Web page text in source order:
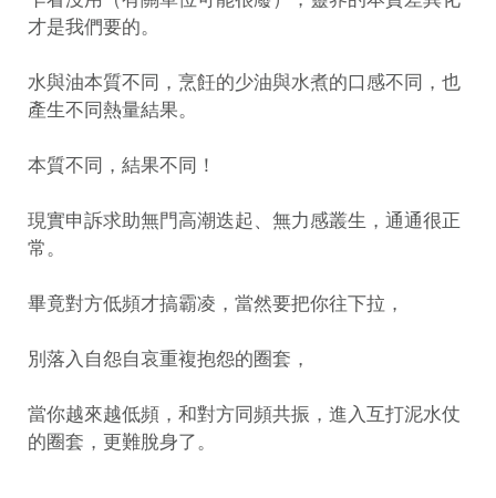
才是我們要的。
水與油本質不同，烹飪的少油與水煮的口感不同，也
產生不同熱量結果。
本質不同，結果不同！
現實申訴求助無門高潮迭起、無力感叢生，通通很正
常。
畢竟對方低頻才搞霸凌，當然要把你往下拉，
別落入自怨自哀重複抱怨的圈套，
當你越來越低頻，和對方同頻共振，進入互打泥水仗
的圈套，更難脫身了。